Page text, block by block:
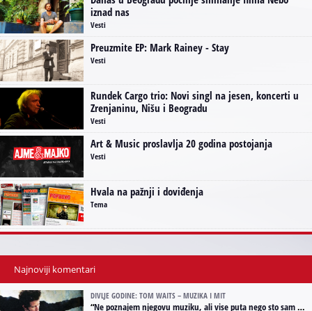
iznad nas
Vesti
Preuzmite EP: Mark Rainey - Stay
Vesti
Rundek Cargo trio: Novi singl na jesen, koncerti u
Zrenjaninu, Nišu i Beogradu
Vesti
Art & Music proslavlja 20 godina postojanja
Vesti
Hvala na pažnji i doviđenja
Tema
Najnoviji komentari
DIVLJE GODINE: TOM WAITS – MUZIKA I MIT
“Ne poznajem njegovu muziku, ali vise puta nego sto sam to zazeleo gledao sam njegove umjetnicke slike na raznim stranama interneta. Te stoga zakljucujem da je Tom Waits Lady Gaga muzike namrstenih, ma